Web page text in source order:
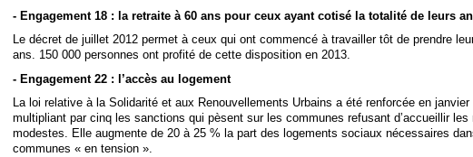
- Engagement 18 : la retraite à 60 ans pour ceux ayant cotisé la totalité de leurs
Le décret de juillet 2012 permet à ceux qui ont commencé à travailler tôt de prendre
ans. 150 000 personnes ont profité de cette disposition en 2013.
- Engagement 22 : l’accès au logement
La loi relative à la Solidarité et aux Renouvellements Urbains a été renforcée en janvier
multipliant par cinq les sanctions qui pèsent sur les communes refusant d’accueillir les
modestes. Elle augmente de 20 à 25 % la part des logements sociaux nécessaires
communes « en tension ».